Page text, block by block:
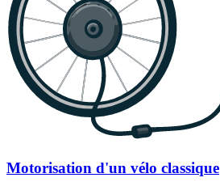
Motorisation d'un vélo classique